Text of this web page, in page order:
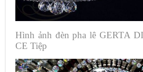
Hình ảnh đèn pha lê GERTA
CE Tiệp